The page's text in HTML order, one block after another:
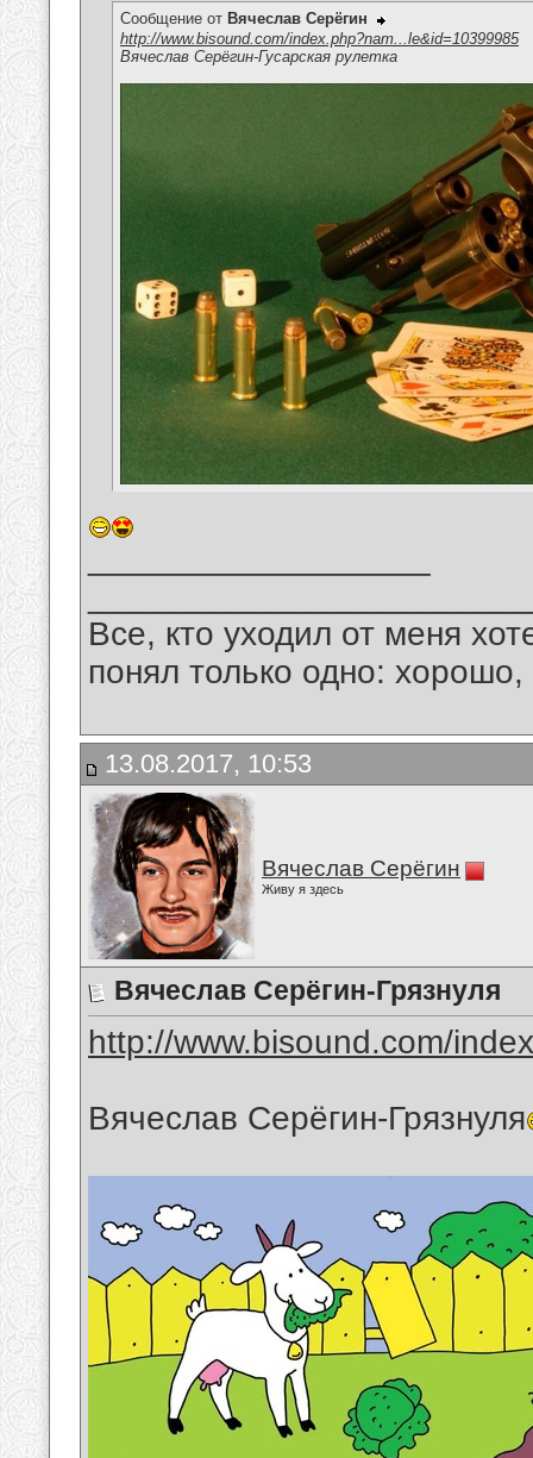
Сообщение от Вячеслав Серёгин
http://www.bisound.com/index.php?nam...le&id=10399985
Вячеслав Серёгин-Гусарская рулетка
Все, кто уходил от меня
понял только одно:
13.08.2017, 10:53
Вячеслав Серёгин
Живу я здесь
Вячеслав Серёгин-Грязнуля
http://www.bisound.com/
Вячеслав Серёгин-Грязнуля